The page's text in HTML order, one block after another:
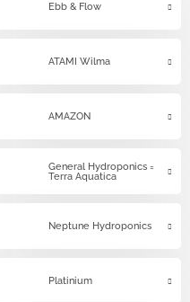
Ebb & Flow
ATAMI Wilma
AMAZON
General Hydroponics =
Terra Aquatica
Neptune Hydroponics
Platinium